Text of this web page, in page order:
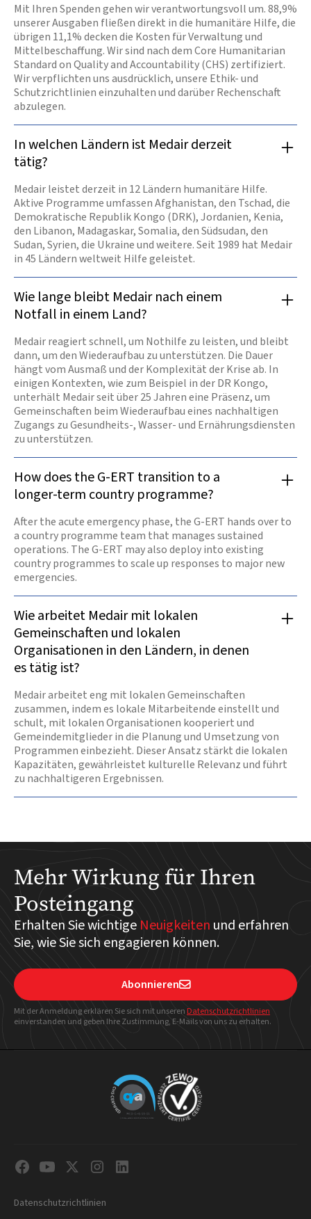
Mit Ihren Spenden gehen wir verantwortungsvoll um. 88,9%
unserer Ausgaben fließen direkt in die humanitäre Hilfe, die
übrigen 11,1% decken die Kosten für Verwaltung und
Mittelbeschaffung. Wir sind nach dem Core Humanitarian
Standard on Quality and Accountability (CHS) zertifiziert.
Wir verpflichten uns ausdrücklich, unsere Ethik- und
Schutzrichtlinien einzuhalten und darüber Rechenschaft
abzulegen.
In welchen Ländern ist Medair derzeit
tätig?
Medair leistet derzeit in 12 Ländern humanitäre Hilfe.
Aktive Programme umfassen Afghanistan, den Tschad, die
Demokratische Republik Kongo (DRK), Jordanien, Kenia,
den Libanon, Madagaskar, Somalia, den Südsudan, den
Sudan, Syrien, die Ukraine und weitere. Seit 1989 hat Medair
in 45 Ländern weltweit Hilfe geleistet.
Wie lange bleibt Medair nach einem
Notfall in einem Land?
Medair reagiert schnell, um Nothilfe zu leisten, und bleibt
dann, um den Wiederaufbau zu unterstützen. Die Dauer
hängt vom Ausmaß und der Komplexität der Krise ab. In
einigen Kontexten, wie zum Beispiel in der DR Kongo,
unterhält Medair seit über 25 Jahren eine Präsenz, um
Gemeinschaften beim Wiederaufbau eines nachhaltigen
Zugangs zu Gesundheits-, Wasser- und Ernährungsdiensten
zu unterstützen.
How does the G-ERT transition to a
longer-term country programme?
After the acute emergency phase, the G-ERT hands over to
a country programme team that manages sustained
operations. The G-ERT may also deploy into existing
country programmes to scale up responses to major new
emergencies.
Wie arbeitet Medair mit lokalen
Gemeinschaften und lokalen
Organisationen in den Ländern, in denen
es tätig ist?
Medair arbeitet eng mit lokalen Gemeinschaften
zusammen, indem es lokale Mitarbeitende einstellt und
schult, mit lokalen Organisationen kooperiert und
Gemeindemitglieder in die Planung und Umsetzung von
Programmen einbezieht. Dieser Ansatz stärkt die lokalen
Kapazitäten, gewährleistet kulturelle Relevanz und führt
zu nachhaltigeren Ergebnissen.
Mehr Wirkung für Ihren
Posteingang
Erhalten Sie wichtige Neuigkeiten und erfahren
Sie, wie Sie sich engagieren können.
Abonnieren
Mit der Anmeldung erklären Sie sich mit unseren Datenschutzrichtlinien
einverstanden und geben Ihre Zustimmung, E-Mails von uns zu erhalten.
Datenschutzrichtlinien